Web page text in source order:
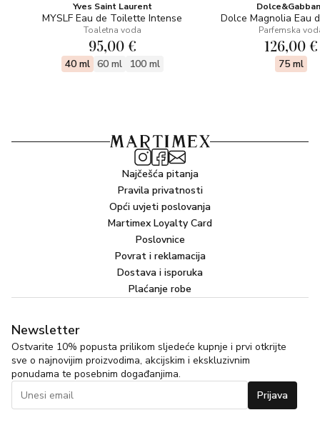
Yves Saint Laurent
MYSLF Eau de Toilette Intense
Toaletna voda
95,00 €
40 ml 60 ml 100 ml
Dolce Magnolia Eau
Parfemska
126,00 €
75 ml
Najčešća pitanja
Pravila privatnosti
Opći uvjeti poslovanja
Martimex Loyalty Card
Poslovnice
Povrat i reklamacija
Dostava i isporuka
Plaćanje robe
Newsletter
Ostvarite 10% popusta prilikom sljedeće kupnje i prvi otkrijte
sve o najnovijim proizvodima, akcijskim i ekskluzivnim
ponudama te posebnim događanjima.
Prijava